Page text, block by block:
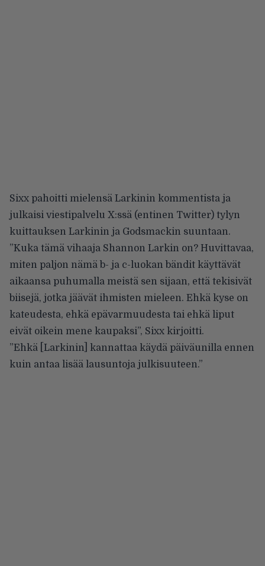
Sixx pahoitti mielensä Larkinin kommentista ja
julkaisi viestipalvelu X:ssä (entinen Twitter) tylyn
kuittauksen Larkinin ja Godsmackin suuntaan.
”Kuka tämä vihaaja Shannon Larkin on? Huvittavaa,
miten paljon nämä b- ja c-luokan bändit käyttävät
aikaansa puhumalla meistä sen sijaan, että tekisivät
biisejä, jotka jäävät ihmisten mieleen. Ehkä kyse on
kateudesta, ehkä epävarmuudesta tai ehkä liput
eivät oikein mene kaupaksi”, Sixx kirjoitti.
”Ehkä [Larkinin] kannattaa käydä päiväunilla ennen
kuin antaa lisää lausuntoja julkisuuteen.”